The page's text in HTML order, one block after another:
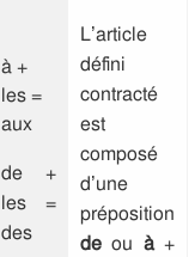
L’article
défini
contracté
est
composé
d’une
préposition
de ou à+
à +
les =
aux
de +
les =
des